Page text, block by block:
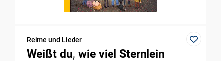
Reime und Lieder
Weißt du, wie viel Sternlein